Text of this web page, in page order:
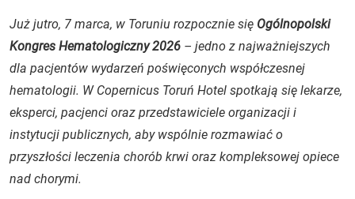
Już jutro, 7 marca, w Toruniu rozpocznie się Ogólnopolski
Kongres Hematologiczny 2026 – jedno z najważniejszych
dla pacjentów wydarzeń poświęconych współczesnej
hematologii. W Copernicus Toruń Hotel spotkają się lekarze,
eksperci, pacjenci oraz przedstawiciele organizacji i
instytucji publicznych, aby wspólnie rozmawiać o
przyszłości leczenia chorób krwi oraz kompleksowej opiece
nad chorymi.